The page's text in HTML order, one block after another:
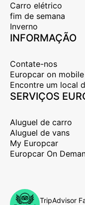
Carro elétrico
fim de semana
Inverno
INFORMAÇÃO
Contate-nos
Europcar on mobile
Encontre um local
SERVIÇOS
Aluguel de carro
Aluguel de vans
My Europcar
Europcar On
TripAdvisor